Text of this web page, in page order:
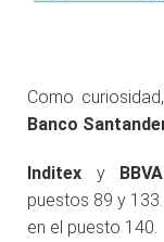
Como
Banco
Inditex y BBVA
puestos 89 y 133.
en el puesto 140.